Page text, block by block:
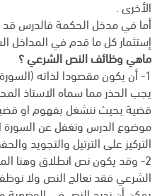
الأخرى .
أما في مدخل الحكمة فالدرس
إستثمار كل ما قدم في المداخل
ماهي وظائف النص الشرعي ؟
1- أن يكون مقصودا لذاته
يجب الحذر مما سماه الاستاذ
قضية بحيث ننشغل بفهوم او
موضوع الدرس ونغفل عن السورة
التركيز على الترتيل والتجويد
2- وقد يكون نص انطلاق وهنا
الشرعي فقد نعالج النص ولا